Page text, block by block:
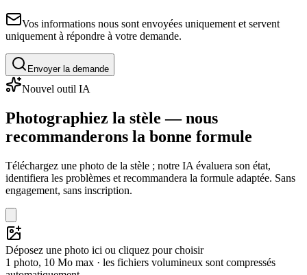
Vos informations nous sont envoyées uniquement et servent
uniquement à répondre à votre demande.
Envoyer la demande
Nouvel outil IA
Photographiez la stèle — nous
recommanderons la bonne formule
Téléchargez une photo de la stèle ; notre IA évaluera son état,
identifiera les problèmes et recommandera la formule adaptée. Sans
engagement, sans inscription.
Déposez une photo ici ou cliquez pour choisir
1 photo, 10 Mo max · les fichiers volumineux sont compressés